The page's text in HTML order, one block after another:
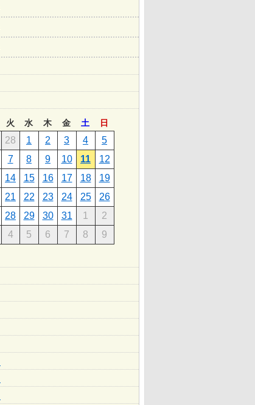
火 水 木 金 土 日
28 1 2 3 4
5
7 8 9 10 11
12
14 15 16 17 18
19
21 22 23 24 25
26
28 29 30 31 1
2
4 5 6 7 8 9